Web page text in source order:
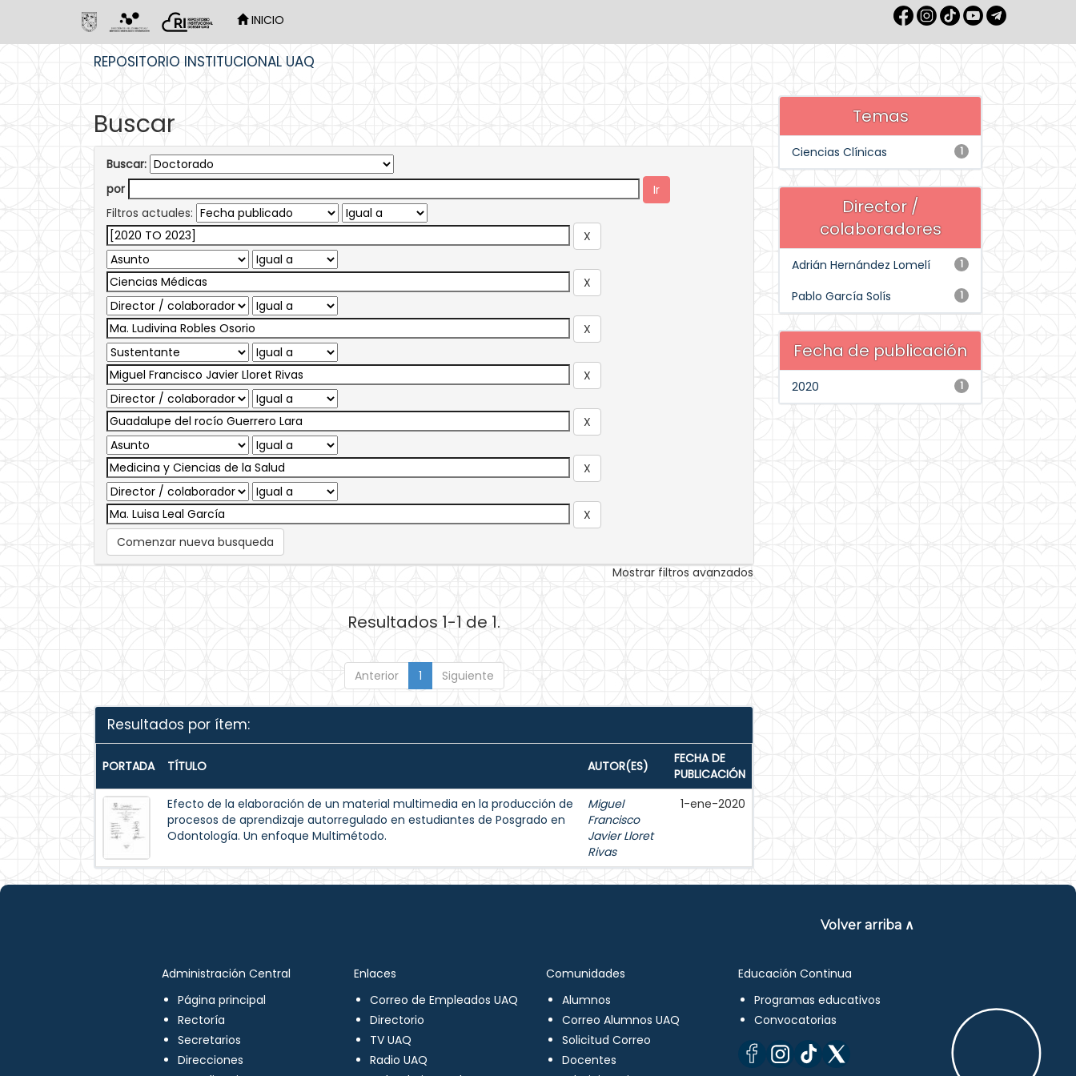
INICIO
REPOSITORIO INSTITUCIONAL UAQ
Buscar
Buscar:
por
Filtros actuales:
Comenzar nueva busqueda
Mostrar filtros avanzados
Resultados 1-1 de 1.
Anterior 1 Siguiente
Resultados por ítem:
PORTADA TÍTULO AUTOR(ES)
FECHA DE
PUBLICACIÓN
Efecto de la elaboración de un material multimedia en la producción de
procesos de aprendizaje autorregulado en estudiantes de Posgrado en
Odontología. Un enfoque Multimétodo.
Miguel
Francisco
Javier Lloret
Rivas
1-ene-2020
Temas
1
Ciencias Clínicas
Director /
colaboradores
1
Adrián Hernández Lomelí
1
Pablo García Solís
Fecha de publicación
1
2020
Volver arriba ∧
Administración Central
Página principal
Rectoría
Secretarios
Direcciones
Enlaces
Correo de Empleados UAQ
Directorio
TV UAQ
Radio UAQ
Comunidades
Alumnos
Correo Alumnos UAQ
Solicitud Correo
Docentes
Educación Continua
Programas educativos
Convocatorias